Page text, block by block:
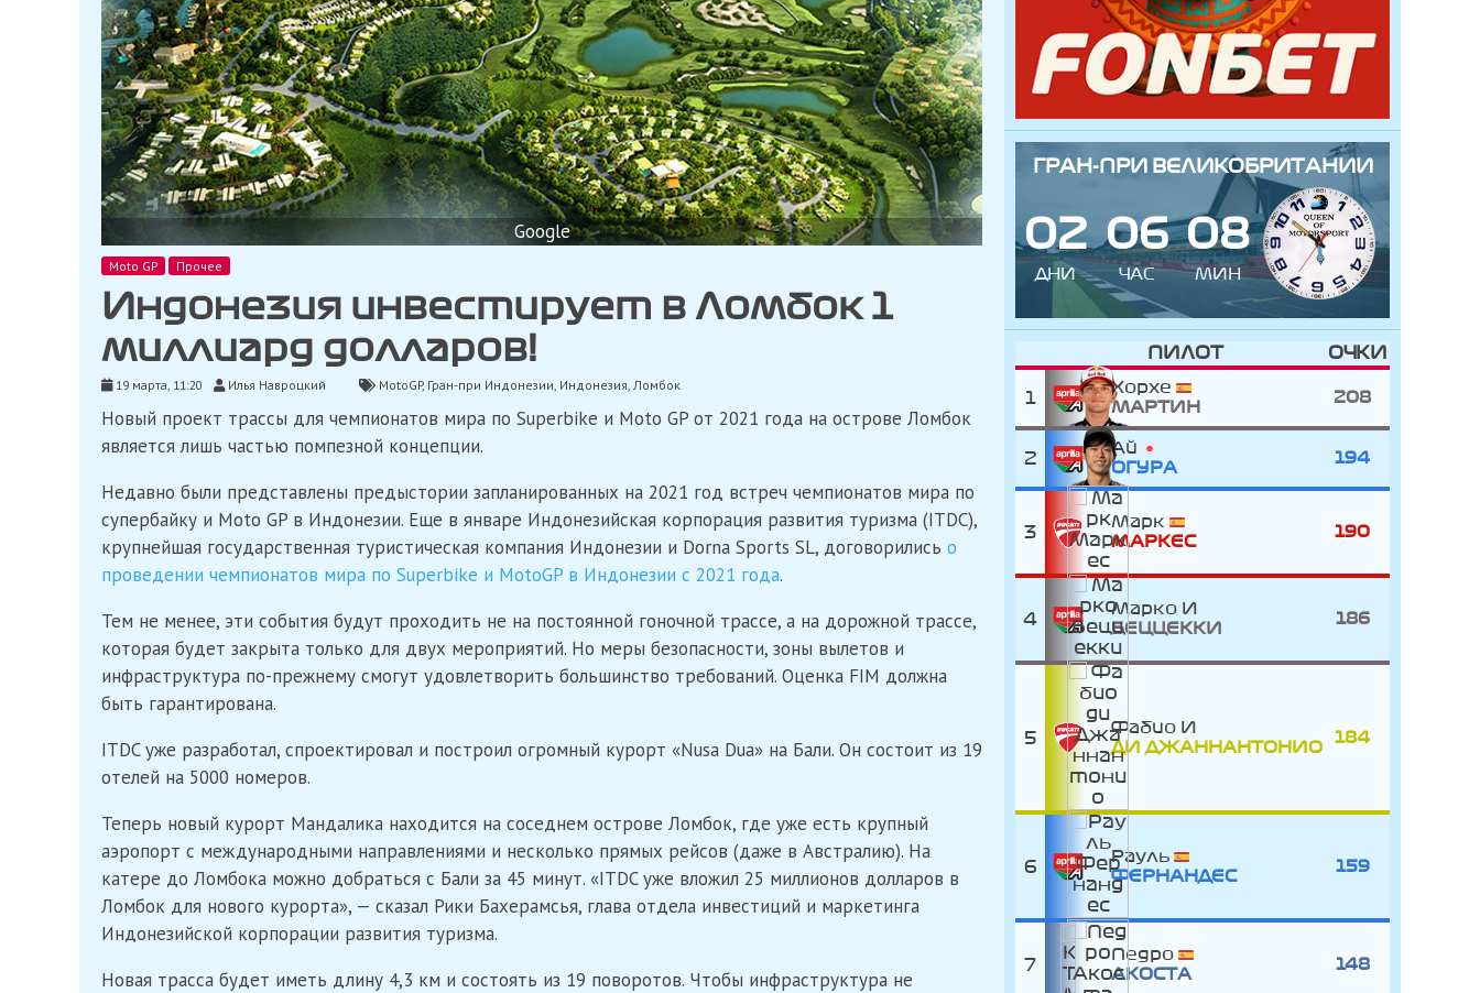
Google
Moto GP Прочее
Индонезия инвестирует в Ломбок 1
миллиард долларов!
19 марта, 11:20 Илья Навроцкий MotoGP, Гран-при Индонезии, Индонезия, Ломбок
Новый проект трассы для чемпионатов мира по Superbike и Moto GP от 2021 года на острове Ломбок
является лишь частью помпезной концепции.
Недавно были представлены предыстории запланированных на 2021 год встреч чемпионатов мира по
супербайку и Moto GP в Индонезии. Еще в январе Индонезийская корпорация развития туризма (ITDC),
крупнейшая государственная туристическая компания Индонезии и Dorna Sports SL, договорились о
проведении чемпионатов мира по Superbike и MotoGP в Индонезии с 2021 года.
Тем не менее, эти события будут проходить не на постоянной гоночной трассе, а на дорожной трассе,
которая будет закрыта только для двух мероприятий. Но меры безопасности, зоны вылетов и
инфраструктура по-прежнему смогут удовлетворить большинство требований. Оценка FIM должна
быть гарантирована.
ITDC уже разработал, спроектировал и построил огромный курорт «Nusa Dua» на Бали. Он состоит из 19
отелей на 5000 номеров.
Теперь новый курорт Мандалика находится на соседнем острове Ломбок, где уже есть крупный
аэропорт с международными направлениями и несколько прямых рейсов (даже в Австралию). На
катере до Ломбока можно добраться с Бали за 45 минут. «ITDC уже вложил 25 миллионов долларов в
Ломбок для нового курорта», — сказал Рики Бахерамсья, глава отдела инвестиций и маркетинга
Индонезийской корпорации развития туризма.
Новая трасса будет иметь длину 4,3 км и состоять из 19 поворотов. Чтобы инфраструктура не
ГРАН-ПРИ ВЕЛИКОБРИТАНИИ
02
ДНИ
06
ЧАС
08
МИН
ПИЛОТ ОЧКИ
1
Хорхе
МАРТИН
208
2
Ай
ОГУРА
194
3
Марк
МАРКЕС
190
4
Марко
БЕЦЦЕККИ
186
5
Фабио
ДИ ДЖАННАНТОНИО
184
6
Рауль
ФЕРНАНДЕС
159
7
Педро
АКОСТА
148